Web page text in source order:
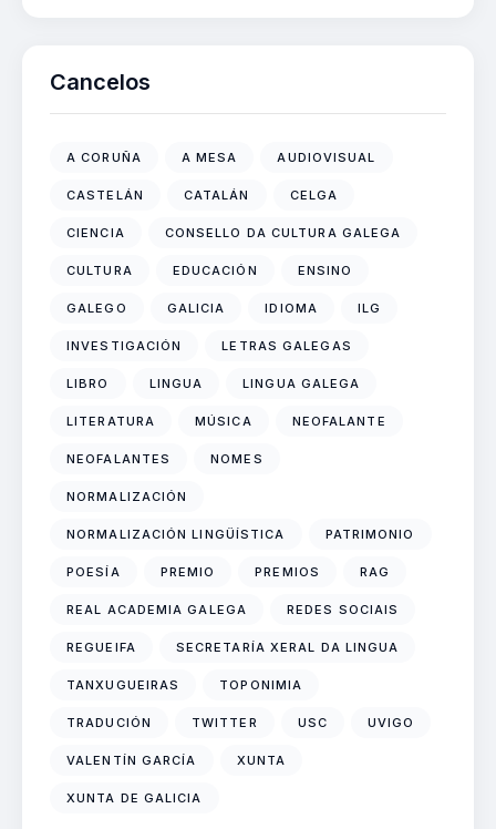
Cancelos
A CORUÑA A MESA AUDIOVISUAL
CASTELÁN CATALÁN CELGA
CIENCIA CONSELLO DA CULTURA GALEGA
CULTURA EDUCACIÓN ENSINO
GALEGO GALICIA IDIOMA ILG
INVESTIGACIÓN LETRAS GALEGAS
LIBRO LINGUA LINGUA GALEGA
LITERATURA MÚSICA NEOFALANTE
NEOFALANTES NOMES
NORMALIZACIÓN
NORMALIZACIÓN LINGÜÍSTICA PATRIMONIO
POESÍA PREMIO PREMIOS RAG
REAL ACADEMIA GALEGA REDES SOCIAIS
REGUEIFA SECRETARÍA XERAL DA LINGUA
TANXUGUEIRAS TOPONIMIA
TRADUCIÓN TWITTER USC UVIGO
VALENTÍN GARCÍA XUNTA
XUNTA DE GALICIA